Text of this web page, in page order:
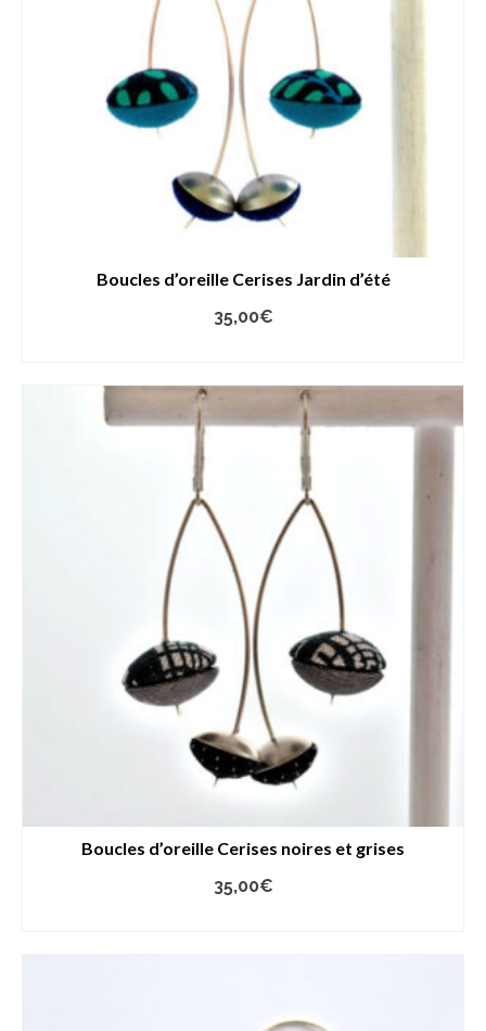
Boucles d’oreille Cerises Jardin d’été
35,00€
Boucles d’oreille Cerises noires et grises
35,00€